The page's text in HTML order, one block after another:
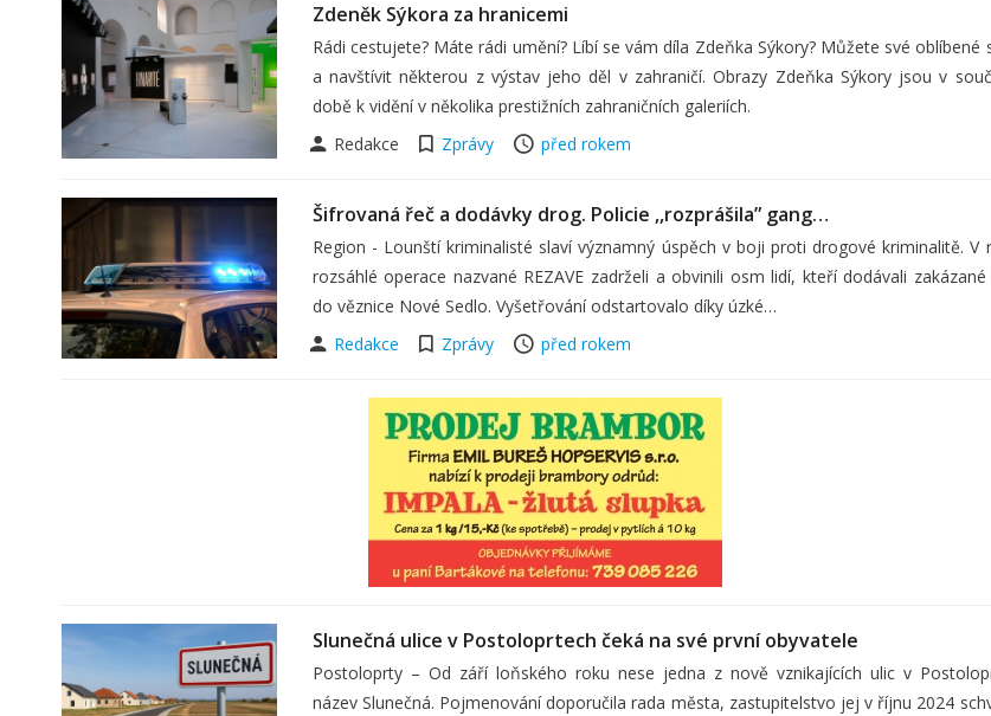
Zdeněk Sýkora za hranicemi
Rádi cestujete? Máte rádi umění? Líbí se vám díla Zdeňka Sýkory? Můžete své oblíbené
a navštívit některou z výstav jeho děl v zahraničí. Obrazy Zdeňka Sýkory jsou v
době k vidění v několika prestižních zahraničních galeriích.
Redakce
Zprávy před rokem
Šifrovaná řeč a dodávky drog. Policie ,,rozprášila” gang…
Region - Lounští kriminalisté slaví významný úspěch v boji proti drogové kriminalitě. V
rozsáhlé operace nazvané REZAVE zadrželi a obvinili osm lidí, kteří dodávali
do věznice Nové Sedlo. Vyšetřování odstartovalo díky úzké…
Redakce
Zprávy před rokem
Slunečná ulice v Postoloprtech čeká na své první obyvatele
Postoloprty – Od září loňského roku nese jedna z nově vznikajících ulic v
název Slunečná. Pojmenování doporučila rada města, zastupitelstvo jej v říjnu 2024